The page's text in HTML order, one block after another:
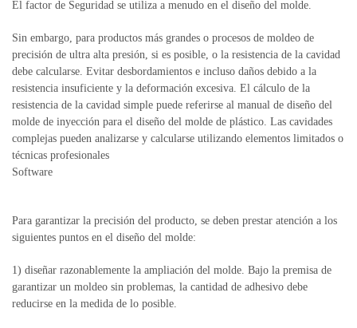
El factor de Seguridad se utiliza a menudo en el diseño del molde.
Sin embargo, para productos más grandes o procesos de moldeo de
precisión de ultra alta presión, si es posible, o la resistencia de la cavidad
debe calcularse. Evitar desbordamientos e incluso daños debido a la
resistencia insuficiente y la deformación excesiva. El cálculo de la
resistencia de la cavidad simple puede referirse al manual de diseño del
molde de inyección para el diseño del molde de plástico. Las cavidades
complejas pueden analizarse y calcularse utilizando elementos limitados o
técnicas profesionales
Software
Para garantizar la precisión del producto, se deben prestar atención a los
siguientes puntos en el diseño del molde:
1) diseñar razonablemente la ampliación del molde. Bajo la premisa de
garantizar un moldeo sin problemas, la cantidad de adhesivo debe
reducirse en la medida de lo posible.